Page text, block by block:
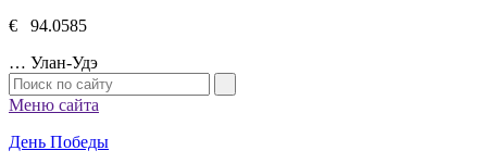
€ 94.0585
… Улан-Удэ
Меню сайта
День Победы